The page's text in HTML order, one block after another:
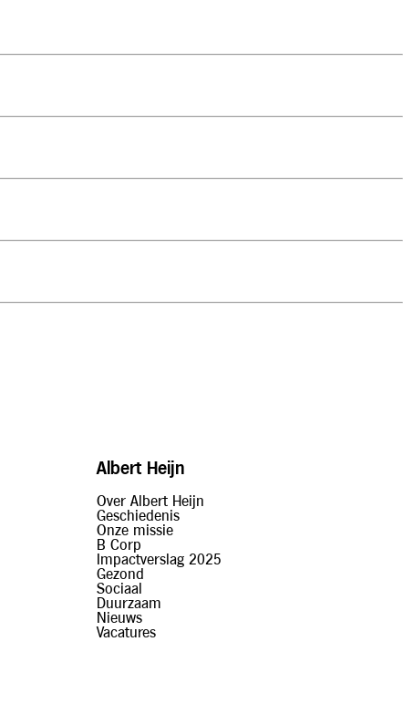
Albert Heijn
Over Albert Heijn
Geschiedenis
Onze missie
B Corp
Impactverslag 2025
Gezond
Sociaal
Duurzaam
Nieuws
Vacatures